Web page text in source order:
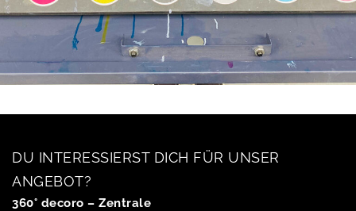
DU INTERESSIERST DICH FÜR UNSER
ANGEBOT?
360° decoro – Zentrale